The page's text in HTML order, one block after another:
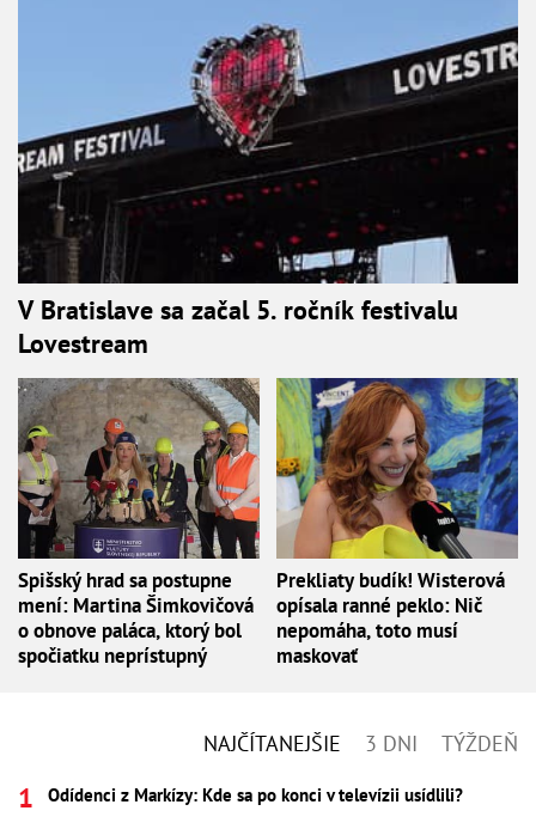
V Bratislave sa začal 5. ročník festivalu
Lovestream
Spišský hrad sa postupne
mení: Martina Šimkovičová
o obnove paláca, ktorý bol
spočiatku neprístupný
Prekliaty budík! Wisterová
opísala ranné peklo: Nič
nepomáha, toto musí
maskovať
NAJČÍTANEJŠIE 3 DNI TÝŽDEŇ
Odídenci z Markízy: Kde sa po konci v televízii usídlili?